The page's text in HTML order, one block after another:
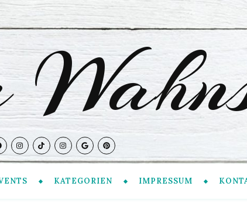
KATEGORIEN IMPRESSUM